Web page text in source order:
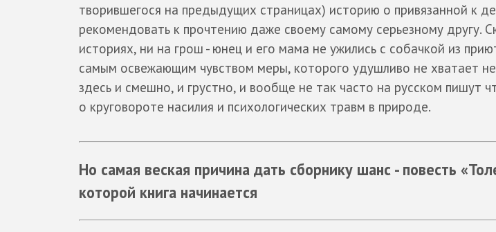
творившегося на предыдущих страницах) историю о привязанной к
рекомендовать к прочтению даже своему самому серьезному другу.
историях, ни на грош - юнец и его мама не ужились с собачкой из
самым освежающим чувством меры, которого удушливо не хватает
здесь и смешно, и грустно, и вообще не так часто на русском пишут
о круговороте насилия и психологических травм в природе.
Но самая веская причина дать сборнику шанс - повесть
которой книга начинается